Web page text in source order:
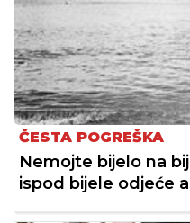
ČESTA POGREŠKA
Nemojte bijelo na
ispod bijele odjeće